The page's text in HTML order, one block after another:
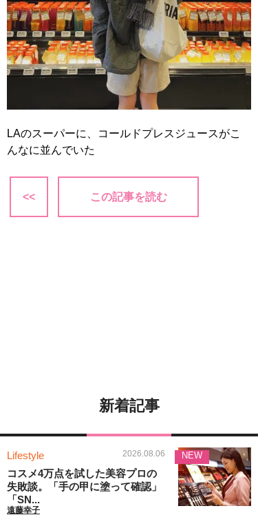
LAのスーパーに、コールドプレスジュースがこ
んなに並んでいた
<< この記事を読む
新着記事
Lifestyle 2026.08.06
コスメ4万点を試した美容プロの
失敗談。「手の甲に塗って確認」
「SN...
遠藤幸子
NEW